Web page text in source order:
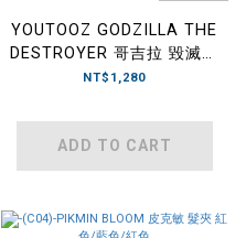
YOUTOOZ GODZILLA THE
DESTROYER 哥吉拉 毀滅者
公仔
NT$1,280
ADD TO CART